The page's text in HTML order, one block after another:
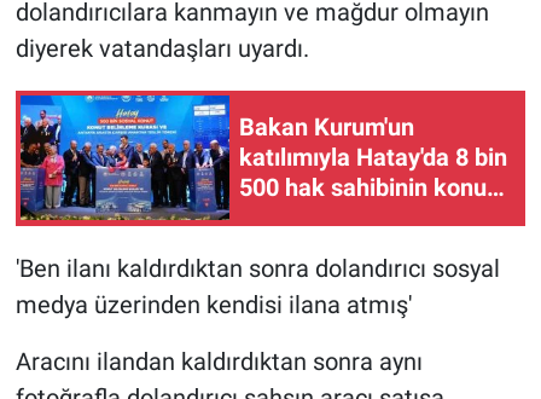
dolandırıcılara kanmayın ve mağdur olmayın
diyerek vatandaşları uyardı.
Bakan Kurum'un
katılımıyla Hatay'da 8 bin
500 hak sahibinin konutu
'Ben ilanı kaldırdıktan sonra dolandırıcı sosyal
medya üzerinden kendisi ilana atmış'
Aracını ilandan kaldırdıktan sonra aynı